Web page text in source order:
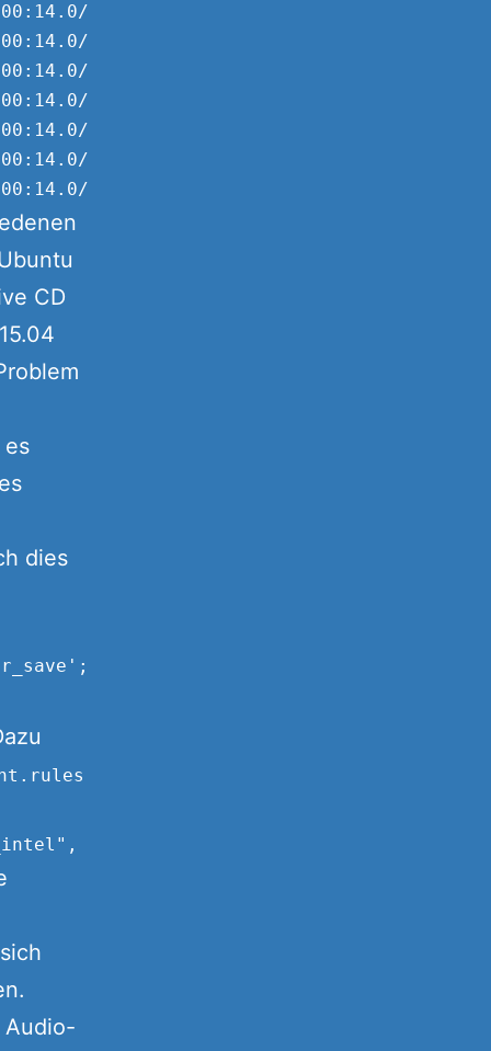
usb2/2-3/2-3:1.0 (usb)
usb2/2-3/2-3.1/2-3.1.3 (usb)
usb2/2-3/2-3.1/2-3.1.3/2-3.1.3:2.0
usb2/2-3/2-3.1/2-3.1.3/2-3.1.3:2.0/
usb2/2-3/2-3.1/2-3.1.3/2-3.1.3:2.0/
usb2/2-3/2-3.1/2-3.1.3/2-3.1.3:2.0/
CD
dies
Audio-